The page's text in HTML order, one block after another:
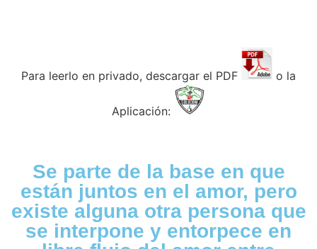
Para leerlo en privado, descargar el PDF o la
Aplicación:
Se parte de la base en que
están juntos en el amor, pero
existe alguna otra persona que
se interpone y entorpece en